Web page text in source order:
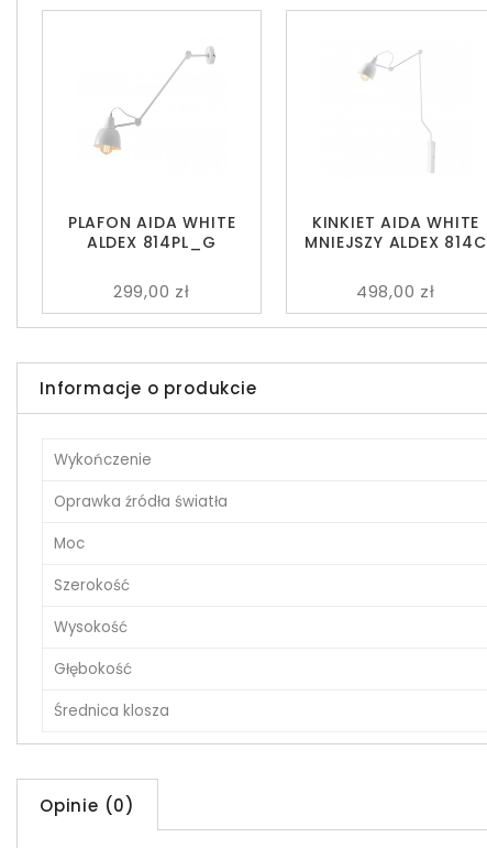
KINKIET AIDA WHITE
MNIEJSZY ALDEX 814C
498,00 zł
PLAFON AIDA WHITE
ALDEX 814PL_G
299,00 zł
Informacje o produkcie
Wykończenie
Oprawka źródła światła
Moc
Szerokość
Wysokość
Głębokość
Średnica klosza
Opinie (0)